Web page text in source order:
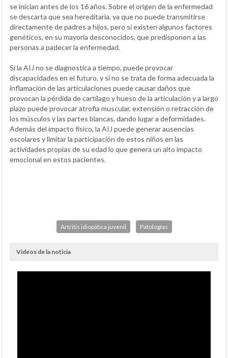
se inician antes de los 16 años. Sobre el origen de la enfermedad
se descarta que sea hereditaria, ya que no puede transmitirse
directamente de padres a hijos, pero sí existen algunos factores
genéticos, en su mayoría desconocidos, que predisponen a las
personas a padecer la enfermedad.
Si la AIJ no se diagnostica a tiempo, puede provocar
discapacidades en el futuro, y si no se trata de forma adecuada la
inflamación de las articulaciones puede causar daños que
provocan la pérdida de cartílago y hueso de la articulación y a largo
plazo puede provocar atrofia muscular, extensión o retracción de
los músculos y las partes blancas, dando lugar a deformidades.
Además del impacto físico, la AIJ puede generar ausencias
escolares y limitar la participación de estos niños en las
actividades propias de su edad lo que genera un alto impacto
emocional en estos pacientes.
Artritis idiopática juvenil Patologías
Videos de la noticia